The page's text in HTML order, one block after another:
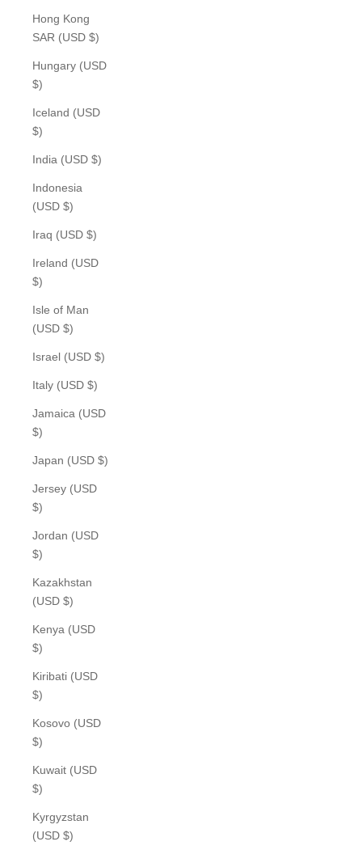
Hong Kong
SAR (USD $)
Hungary (USD
$)
Iceland (USD
$)
India (USD $)
Indonesia
(USD $)
Iraq (USD $)
Ireland (USD
$)
Isle of Man
(USD $)
Israel (USD $)
Italy (USD $)
Jamaica (USD
$)
Japan (USD $)
Jersey (USD
$)
Jordan (USD
$)
Kazakhstan
(USD $)
Kenya (USD
$)
Kiribati (USD
$)
Kosovo (USD
$)
Kuwait (USD
$)
Kyrgyzstan
(USD $)